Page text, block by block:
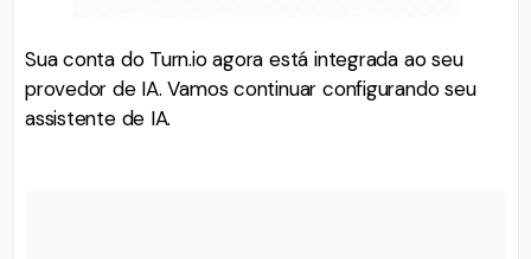
Sua conta do Turn.io agora está integrada ao seu
provedor de IA. Vamos continuar configurando seu
assistente de IA.